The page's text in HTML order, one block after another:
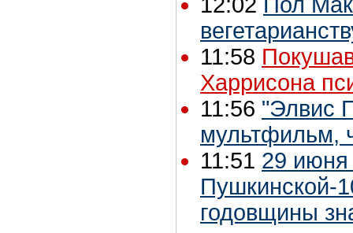
11:58
Харрисона
11:56 "Элвис
мультфильм,
11:51 29 июня
Пушкинской-
годовщины